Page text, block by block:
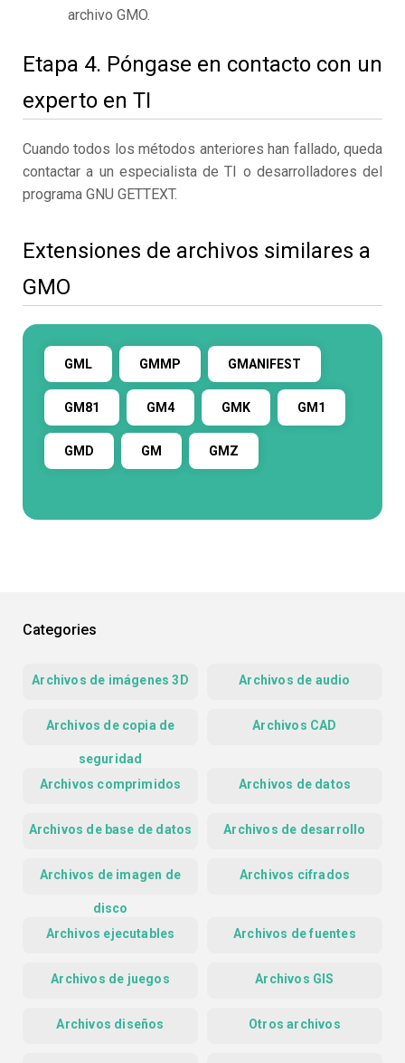
archivo GMO.
Etapa 4. Póngase en contacto con un
experto en TI
Cuando todos los métodos anteriores han fallado, queda
contactar a un especialista de TI o desarrolladores del
programa GNU GETTEXT.
Extensiones de archivos similares a
GMO
GML GMMP GMANIFEST
GM81 GM4 GMK GM1
GMD GM GMZ
Categories
Archivos de imágenes 3D Archivos de audio
Archivos de copia de
seguridad
Archivos CAD
Archivos comprimidos Archivos de datos
Archivos de base de datos Archivos de desarrollo
Archivos de imagen de
disco
Archivos cifrados
Archivos ejecutables Archivos de fuentes
Archivos de juegos Archivos GIS
Archivos diseños Otros archivos